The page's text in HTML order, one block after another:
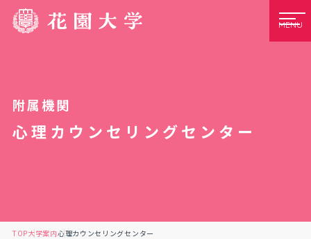
MENU
附属機関
心理カウンセリングセンター
TOP大学案内心理カウンセリングセンター